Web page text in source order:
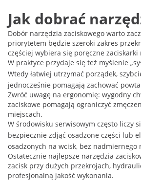
Jak dobrać
Dobór narzędzia zaciskowego warto
priorytetem będzie szeroki zakres
częściej wybiera się poręczne
W praktyce przydaje się też myślenie
Wtedy łatwiej utrzymać porządek,
jednocześnie pomagają zachować
Zwróć uwagę na ergonomię: wygodny
zaciskowe pomagają ograniczyć
miejscach.
W środowisku serwisowym często liczy
bezpiecznie zdjąć osadzone części lub
osadzonych na wcisk, bez
Ostatecznie najlepsze narzędzia
zacisk przy dużych przekrojach,
profesjonalną jakość wykonania.